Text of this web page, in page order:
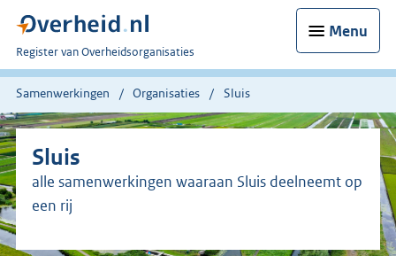
Menu
U
bent
nu
Register van Overheidsorganisaties
Samenwerkingen Organisaties Sluis
Sluis
alle samenwerkingen waaraan Sluis deelneemt op
een rij